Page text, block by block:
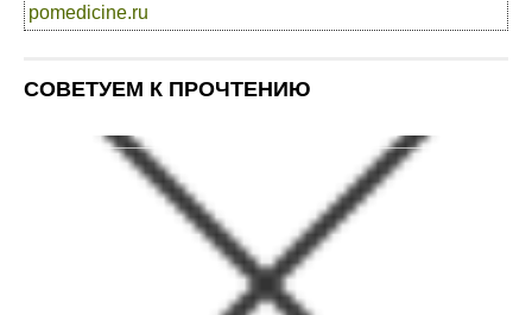
pomedicine.ru
СОВЕТУЕМ К ПРОЧТЕНИЮ